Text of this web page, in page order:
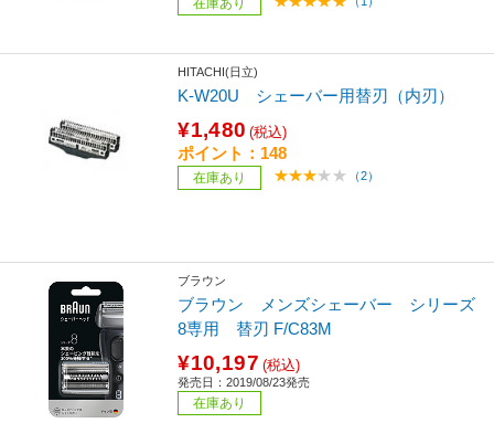
在庫あり
HITACHI(日立)
K-W20U シェーバー用替刃（内刃）
¥1,480 (税込)
ポイント：148
在庫あり （2）
ブラウン
ブラウン メンズシェーバー シリーズ
8専用 替刃 F/C83M
¥10,197 (税込)
発売日：2019/08/23発売
在庫あり